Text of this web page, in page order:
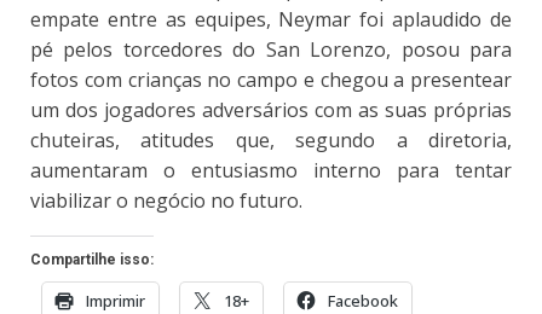
empate entre as equipes, Neymar foi aplaudido de
pé pelos torcedores do San Lorenzo, posou para
fotos com crianças no campo e chegou a presentear
um dos jogadores adversários com as suas próprias
chuteiras, atitudes que, segundo a diretoria,
aumentaram o entusiasmo interno para tentar
viabilizar o negócio no futuro.
Compartilhe isso:
Imprimir 18+ Facebook